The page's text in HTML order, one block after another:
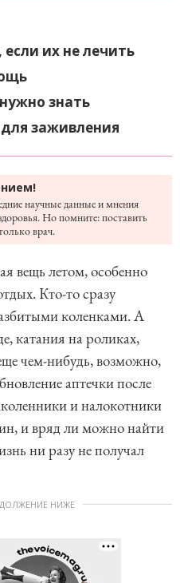
их не лечить
знать
заживления
научные данные и мнения
Но помните: поставить
врач.
вещь летом, особенно
Кто-то сразу
коленками. А
катания на роликах,
чем-нибудь, возможно,
аптечки после
и налокотники
и вряд ли можно найти
ни разу не получал
НИЖЕ